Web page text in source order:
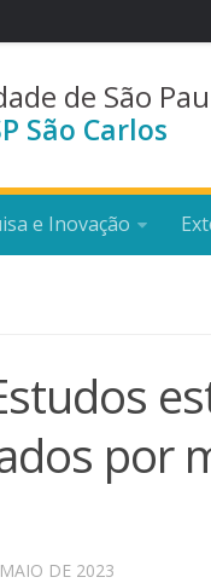
de São
São Carlos
e Inovação
por
DE 2023